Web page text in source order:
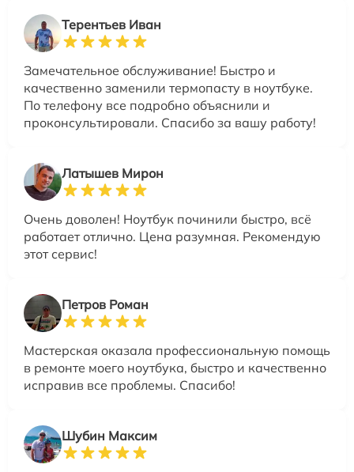
Терентьев Иван
Замечательное обслуживание! Быстро и
качественно заменили термопасту в ноутбуке.
По телефону все подробно объяснили и
проконсультировали. Спасибо за вашу работу!
Латышев Мирон
Очень доволен! Ноутбук починили быстро, всё
работает отлично. Цена разумная. Рекомендую
этот сервис!
Петров Роман
Мастерская оказала профессиональную помощь
в ремонте моего ноутбука, быстро и качественно
исправив все проблемы. Спасибо!
Шубин Максим